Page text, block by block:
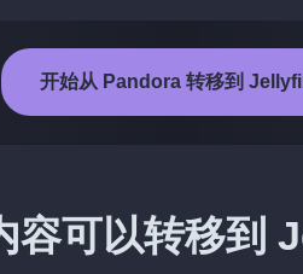
开始从 Pandora 转移到
容可以转移到